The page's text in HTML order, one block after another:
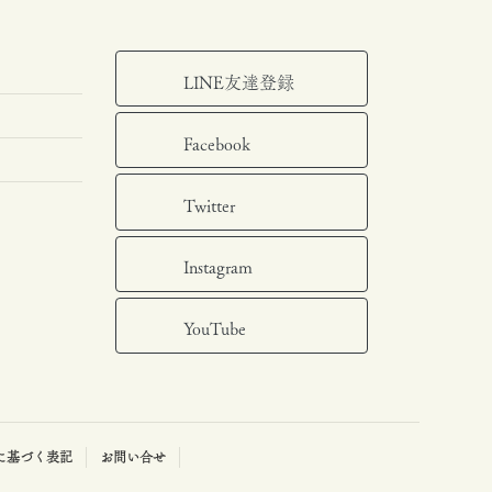
LINE友達登録
Facebook
Twitter
Instagram
YouTube
基づく表記 お問い合せ